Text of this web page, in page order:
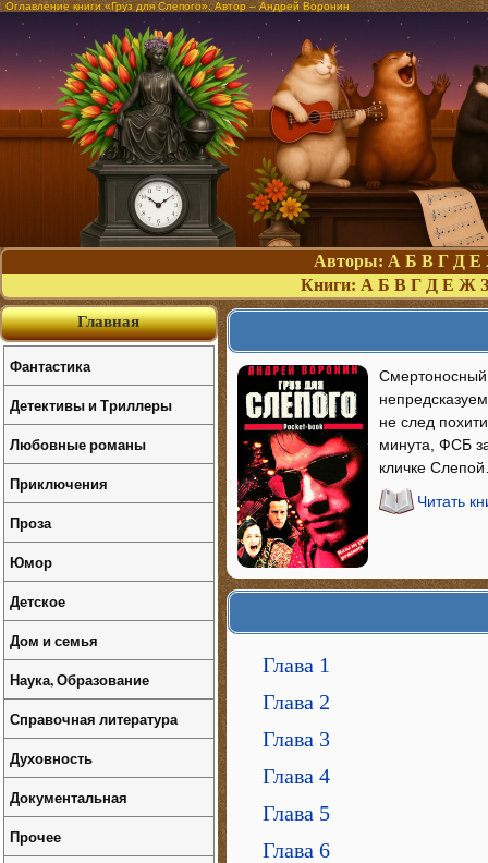
Оглавление книги «Груз для Слепого». Автор – Андрей Воронин
Авторы: А Б В Г Д Е
Книги: А Б В Г Д Е Ж З
Смертоносный
не след
минута, ФСБ
кличке
Читать
Глава 1
Глава 2
Глава 3
Глава 4
Глава 5
Глава 6
Главная
Фантастика
Детективы и Триллеры
Любовные романы
Приключения
Проза
Юмор
Детское
Дом и семья
Наука, Образование
Справочная литература
Духовность
Документальная
Прочее